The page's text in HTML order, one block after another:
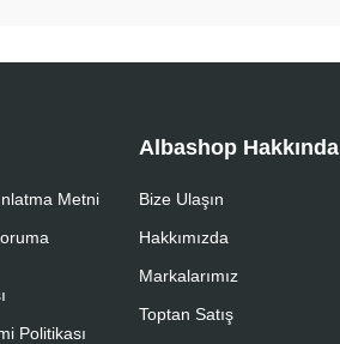
Metni
Politikası
Albashop Hakkında
Bize Ulaşın
Hakkımızda
Markalarımız
Toptan Satış